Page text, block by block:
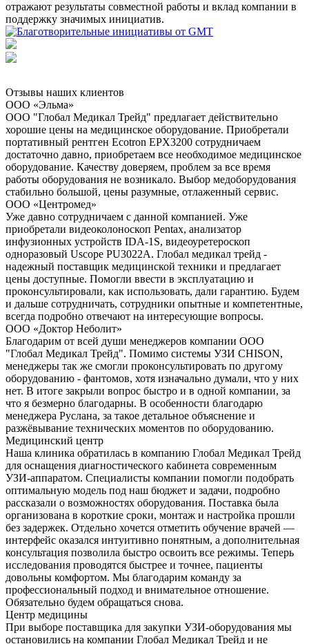
отражают результаты совместной работы и вклад компании в
поддержку значимых инициатив.
Отзывы наших клиентов
ООО «Эльма»
ООО "Глобал Медикал Трейд" предлагает действительно
хорошие цены на медицинское оборудование. Приобретали
портативный рентген Ecotron EPX3200 сотрудничаем
достаточно давно, приобретаем все необходимое медицинское
оборудование. Качеству доверяем, проблем за все время
работы оборудования не возникало. Выбор медоборудования
стабильно большой, цены разумные, отлаженный сервис.
ООО «Центромед»
Уже давно сотрудничаем с данной компанией. Уже
приобретали видеоколоноскоп Pentax, анализатор
инфузионных устройств IDA-1S, видеоуретероскоп
одноразовый Uscope PU3022A. Глобал медикал трейд -
надежный поставщик медицинской техники и предлагает
цены доступные. Помогли ввести в эксплуатацию и
проконсультировали, как использовать, дали гарантию. Будем
и дальше сотрудничать, сотрудники опытные и компетентные,
всегда подробно отвечают на интересующие вопросы.
ООО «Доктор Неболит»
Благодарим от всей души менеджеров компании ООО
"Глобал Медикал Трейд". Помимо системы УЗИ CHISON,
менеджеры так же смогли проконсультировать по другому
оборудованию - фантомов, хотя изначально думали, что у них
нет. В итоге закрыли вопрос быстро и в одной компании, за
что я безмерно благодарны. В особенности благодарю
менеджера Руслана, за такое детальное объяснение и
разжёвывание технических моментов по оборудованию.
Медицинский центр
Наша клиника обратилась в компанию Глобал Медикал Трейд
для оснащения диагностического кабинета современным
УЗИ-аппаратом. Специалисты компании помогли подобрать
оптимальную модель под наш бюджет и задачи, подробно
рассказали о возможностях оборудования. Поставка была
организована в короткие сроки, монтаж и настройка прошли
без задержек. Отдельно хочется отметить обучение врачей —
интерфейс оказался интуитивно понятным, а дополнительная
консультация позволила быстро освоить все режимы. Теперь
исследования проводятся быстрее и точнее, пациенты
довольны комфортом. Мы благодарим команду за
профессиональный подход и внимательное отношение.
Обязательно будем обращаться снова.
Центр медицины
При выборе поставщика для закупки УЗИ-оборудования мы
остановились на компании Глобал Медикал Трейд и не